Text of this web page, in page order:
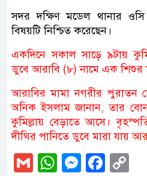
সদর দক্ষিণ মডেল থানার ওসি
বিষয়টি নিশ্চিত করেছেন।
একদিনে সকাল সাড়ে ৯টায়
ডুবে আরাবি (৮) নামে এক শিশুর
আরাবির মামা নগরীর পুরাতন
অনিক ইসলাম জানান, তার
কুমিল্লায় বেড়াতে আসে।
দীঘির পানিতে ডুবে মারা যায়
GmailWhatsApp